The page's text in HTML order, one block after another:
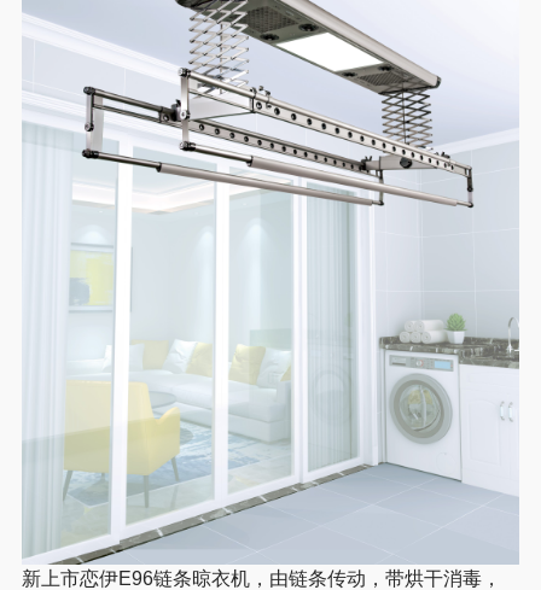
新上市恋伊E96链条晾衣机，由链条传动，带烘干消毒，